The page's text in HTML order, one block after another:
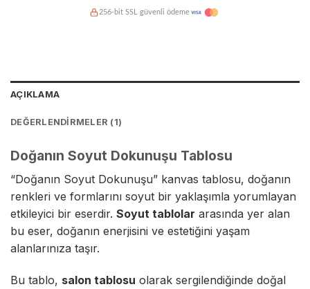
Kredi kartına taksit imkanı256-bit SSL güvenli ödeme
AÇIKLAMA
DEĞERLENDIRMELER (1)
Doğanın Soyut Dokunuşu Tablosu
“Doğanın Soyut Dokunuşu” kanvas tablosu, doğanın
renkleri ve formlarını soyut bir yaklaşımla yorumlayan
etkileyici bir eserdir. Soyut tablolar arasında yer alan
bu eser, doğanın enerjisini ve estetiğini yaşam
alanlarınıza taşır.
Bu tablo, salon tablosu olarak sergilendiğinde doğal